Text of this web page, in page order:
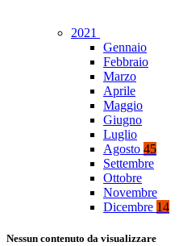
2021
Gennaio
Febbraio
Marzo
Aprile
Maggio
Giugno
Luglio
Agosto 45
Settembre
Ottobre
Novembre
Dicembre 14
Nessun contenuto da visualizzare